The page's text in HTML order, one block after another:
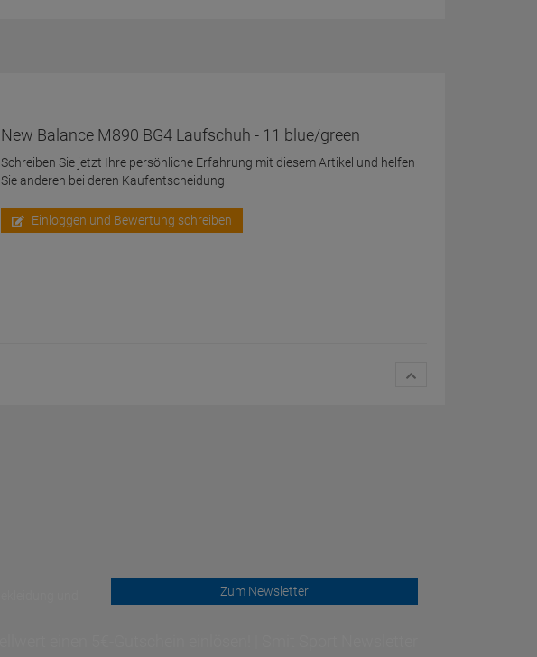
New Balance M890 BG4 Laufschuh - 11 blue/green
Schreiben Sie jetzt Ihre persönliche Erfahrung mit diesem Artikel und helfen
Sie anderen bei deren Kaufentscheidung
Einloggen und Bewertung schreiben
Zum Newsletter